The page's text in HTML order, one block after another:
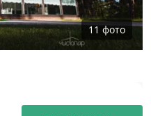
11фото